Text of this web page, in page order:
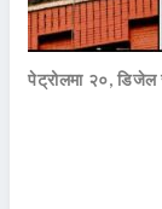
पेट्रोलमा २०, डिजेल